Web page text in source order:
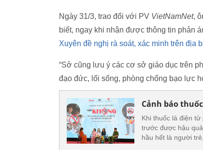
Ngày 31/3, trao đổi với PV VietNamNet,
biết, ngay khi nhận được thông tin phản
Xuyên đề nghị rà soát, xác minh trên địa
“Sở cũng lưu ý các cơ sở giáo dục trên
đạo đức, lối sống, phòng chống bạo lực
Cảnh báo
Khi thuốc lá điện
trước được hậu
hầu hết là người